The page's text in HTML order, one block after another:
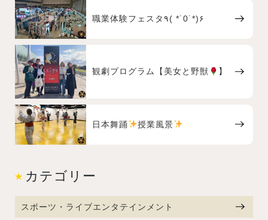
職業体験フェスタ٩( *˙0˙*)۶
観劇プログラム【美女と野獣 】
日本舞踊 授業風景
カテゴリー
スポーツ・ライブエンタテインメント